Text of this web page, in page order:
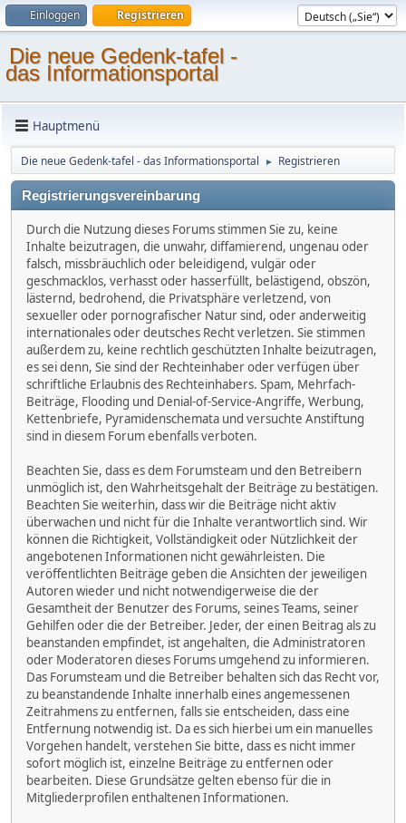
Einloggen Registrieren
Die neue Gedenk-tafel -
das Informationsportal
Hauptmenü
Die neue Gedenk-tafel - das Informationsportal ► Registrieren
Registrierungsvereinbarung
Durch die Nutzung dieses Forums stimmen Sie zu, keine
Inhalte beizutragen, die unwahr, diffamierend, ungenau oder
falsch, missbräuchlich oder beleidigend, vulgär oder
geschmacklos, verhasst oder hasserfüllt, belästigend, obszön,
lästernd, bedrohend, die Privatsphäre verletzend, von
sexueller oder pornografischer Natur sind, oder anderweitig
internationales oder deutsches Recht verletzen. Sie stimmen
außerdem zu, keine rechtlich geschützten Inhalte beizutragen,
es sei denn, Sie sind der Rechteinhaber oder verfügen über
schriftliche Erlaubnis des Rechteinhabers. Spam, Mehrfach-
Beiträge, Flooding und Denial-of-Service-Angriffe, Werbung,
Kettenbriefe, Pyramidenschemata und versuchte Anstiftung
sind in diesem Forum ebenfalls verboten.
Beachten Sie, dass es dem Forumsteam und den Betreibern
unmöglich ist, den Wahrheitsgehalt der Beiträge zu bestätigen.
Beachten Sie weiterhin, dass wir die Beiträge nicht aktiv
überwachen und nicht für die Inhalte verantwortlich sind. Wir
können die Richtigkeit, Vollständigkeit oder Nützlichkeit der
angebotenen Informationen nicht gewährleisten. Die
veröffentlichten Beiträge geben die Ansichten der jeweiligen
Autoren wieder und nicht notwendigerweise die der
Gesamtheit der Benutzer des Forums, seines Teams, seiner
Gehilfen oder die der Betreiber. Jeder, der einen Beitrag als zu
beanstanden empfindet, ist angehalten, die Administratoren
oder Moderatoren dieses Forums umgehend zu informieren.
Das Forumsteam und die Betreiber behalten sich das Recht vor,
zu beanstandende Inhalte innerhalb eines angemessenen
Zeitrahmens zu entfernen, falls sie entscheiden, dass eine
Entfernung notwendig ist. Da es sich hierbei um ein manuelles
Vorgehen handelt, verstehen Sie bitte, dass es nicht immer
sofort möglich ist, einzelne Beiträge zu entfernen oder
bearbeiten. Diese Grundsätze gelten ebenso für die in
Mitgliederprofilen enthaltenen Informationen.